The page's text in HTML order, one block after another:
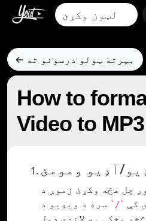
← بیرته ټولو درسونو ته
How to
Video to MP3
آډیو ومومئ
چل هڅه وکړئ زموږ د
کې `/`